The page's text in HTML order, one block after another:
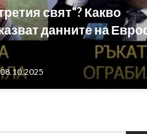
свят“? Какво
данните на
08.10.2025